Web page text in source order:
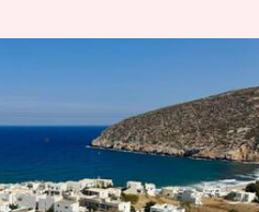
Tebing
10:18 am